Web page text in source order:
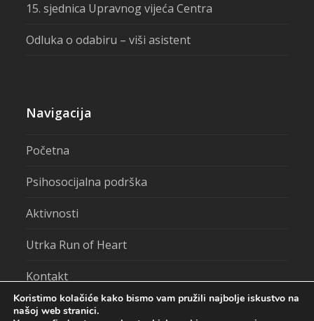
15. sjednica Upravnog vijeća Centra
Odluka o odabiru – viši asistent
Navigacija
Početna
Psihosocijalna podrška
Aktivnosti
Utrka Run of Heart
Kontakt
Koristimo kolačiće kako bismo vam pružili najbolje iskustvo na
našoj web stranici.